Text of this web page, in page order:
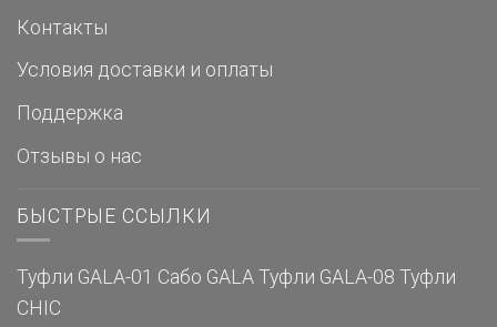
Контакты
Условия доставки и оплаты
Поддержка
Отзывы о нас
БЫСТРЫЕ ССЫЛКИ
Туфли GALA-01 Сабо GALA Туфли GALA-08 Туфли
CHIC